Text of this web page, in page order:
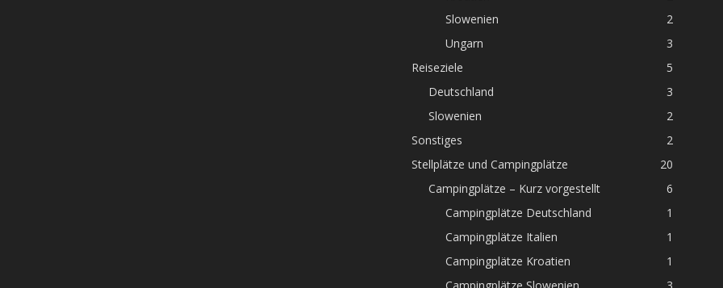
Slowenien
2
Ungarn
3
Reiseziele
5
Deutschland
3
Slowenien
2
Sonstiges
2
Stellplätze und Campingplätze
20
Campingplätze – Kurz vorgestellt
6
Campingplätze Deutschland
1
Campingplätze Italien
1
Campingplätze Kroatien
1